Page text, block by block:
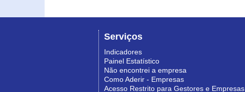
Serviços
Indicadores
Painel Estatístico
Não encontrei a empresa
Como Aderir - Empresas
Acesso Restrito para Gestores e Empresas